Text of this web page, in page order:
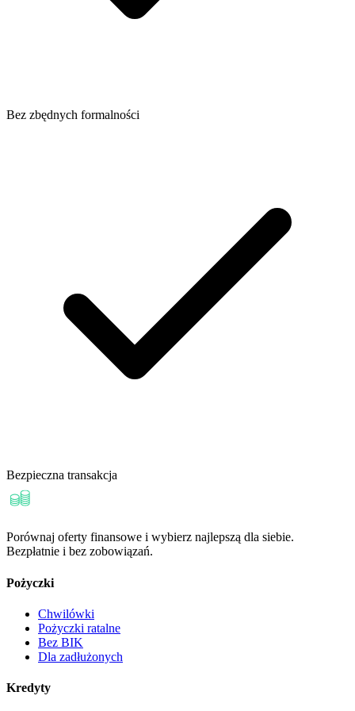
Bez zbędnych formalności
Bezpieczna transakcja
Porównaj oferty finansowe i wybierz najlepszą dla siebie.
Bezpłatnie i bez zobowiązań.
Pożyczki
Chwilówki
Pożyczki ratalne
Bez BIK
Dla zadłużonych
Kredyty